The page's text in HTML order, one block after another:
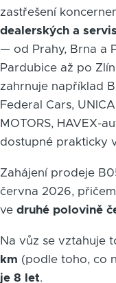
zastřešení
dealerských a
— od Prahy, Brna a
Pardubice až po
zahrnuje například
Federal Cars,
MOTORS, HAVEX-
dostupné prakticky
Zahájení prodeje
června 2026,
ve druhé polovině
Na vůz se vztahuje
km (podle toho, co
je 8 let.